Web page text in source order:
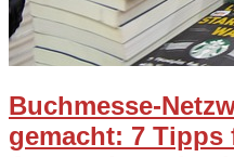
Buchmesse-
gemacht: 7 Tipps